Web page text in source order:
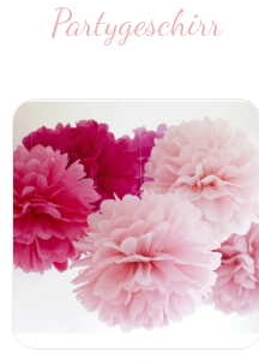
Partygeschirr